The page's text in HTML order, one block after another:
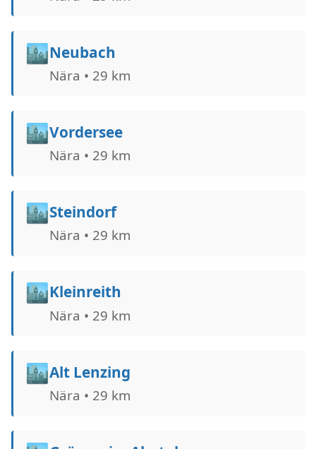
🏙️Neubach
Nära • 29 km
🏙️Vordersee
Nära • 29 km
🏙️Steindorf
Nära • 29 km
🏙️Kleinreith
Nära • 29 km
🏙️Alt Lenzing
Nära • 29 km